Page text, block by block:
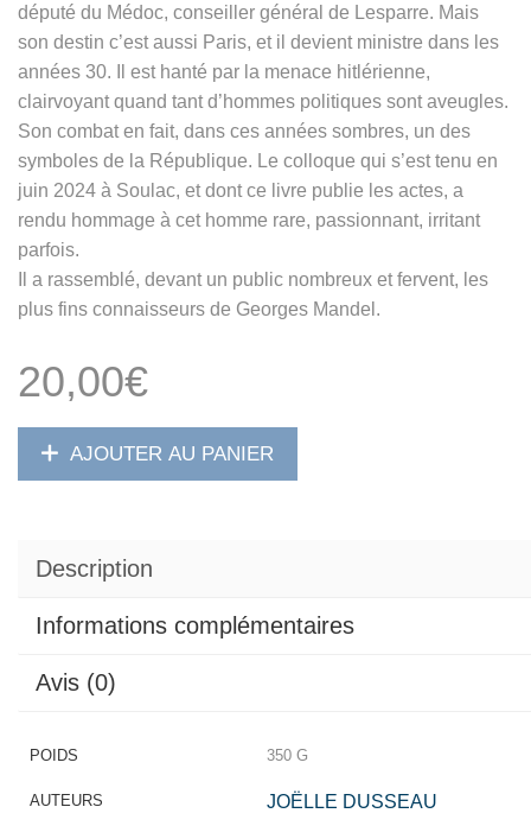
député du Médoc, conseiller général de Lesparre. Mais
son destin c’est aussi Paris, et il devient ministre dans les
années 30. Il est hanté par la menace hitlérienne,
clairvoyant quand tant d’hommes politiques sont aveugles.
Son combat en fait, dans ces années sombres, un des
symboles de la République. Le colloque qui s’est tenu en
juin 2024 à Soulac, et dont ce livre publie les actes, a
rendu hommage à cet homme rare, passionnant, irritant
parfois.
Il a rassemblé, devant un public nombreux et fervent, les
plus fins connaisseurs de Georges Mandel.
20,00€
AJOUTER AU PANIER
Description
Informations complémentaires
Avis (0)
POIDS 350 G
AUTEURS JOËLLE DUSSEAU